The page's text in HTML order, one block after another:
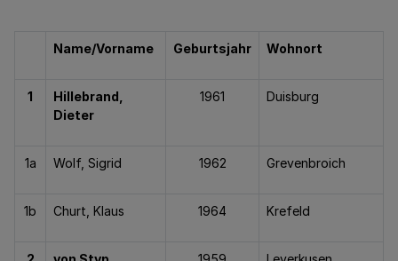
Name/Vorname Geburtsjahr Wohnort
1
Hillebrand,
Dieter
1961 Duisburg
1a Wolf, Sigrid 1962 Grevenbroich
1b Churt, Klaus 1964 Krefeld